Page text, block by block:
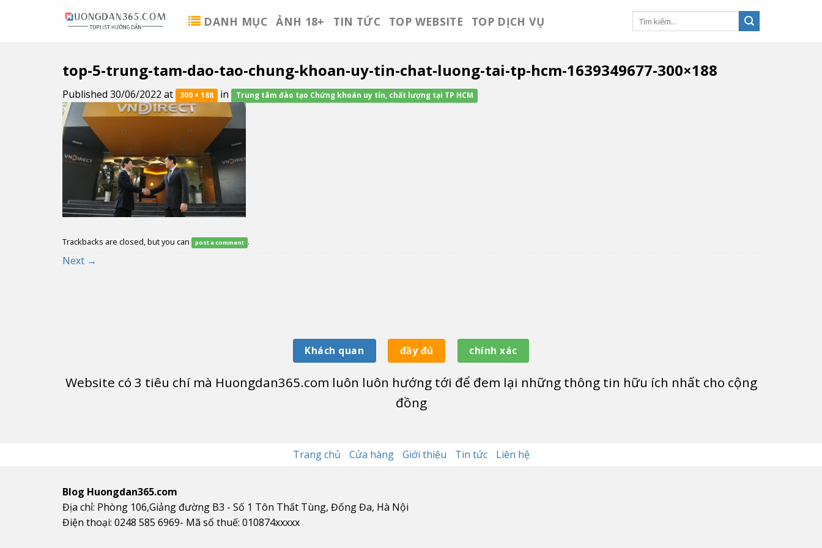
DANH MỤC ẢNH 18+ TIN TỨC TOP WEBSITE TOP DỊCH VỤ
top-5-trung-tam-dao-tao-chung-khoan-uy-tin-chat-luong-tai-tp-hcm-1639349677-300×188
Published 30/06/2022 at 300 × 188 in Trung tâm đào tạo Chứng khoán uy tín, chất lượng tại TP HCM
Trackbacks are closed, but you can post a comment .
Next →
Khách quan đầy đủ chính xác
Website có 3 tiêu chí mà Huongdan365.com luôn luôn hướng tới để đem lại những thông tin hữu ích nhất cho cộng
đồng
Trang chủ Cửa hàng Giới thiệu Tin tức Liên hệ
Blog Huongdan365.com
Địa chỉ: Phòng 106,Giảng đường B3 - Số 1 Tôn Thất Tùng, Đống Đa, Hà Nội
Điện thoại: 0248 585 6969- Mã số thuế: 010874xxxxx